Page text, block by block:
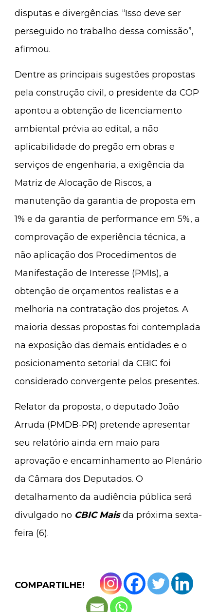
disputas e divergências. “Isso deve ser
perseguido no trabalho dessa comissão”,
afirmou.
Dentre as principais sugestões propostas
pela construção civil, o presidente da COP
apontou a obtenção de licenciamento
ambiental prévia ao edital, a não
aplicabilidade do pregão em obras e
serviços de engenharia, a exigência da
Matriz de Alocação de Riscos, a
manutenção da garantia de proposta em
1% e da garantia de performance em 5%, a
comprovação de experiência técnica, a
não aplicação dos Procedimentos de
Manifestação de Interesse (PMIs), a
obtenção de orçamentos realistas e a
melhoria na contratação dos projetos. A
maioria dessas propostas foi contemplada
na exposição das demais entidades e o
posicionamento setorial da CBIC foi
considerado convergente pelos presentes.
Relator da proposta, o deputado João
Arruda (PMDB-PR) pretende apresentar
seu relatório ainda em maio para
aprovação e encaminhamento ao Plenário
da Câmara dos Deputados. O
detalhamento da audiência pública será
divulgado no CBIC Maisda próxima sexta-
feira (6).
COMPARTILHE!